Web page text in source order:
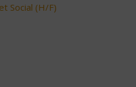
Social (H/F)